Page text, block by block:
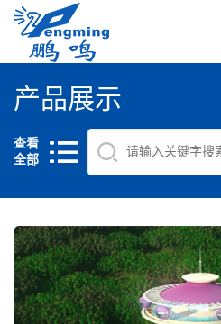
产品展示
查看
全部